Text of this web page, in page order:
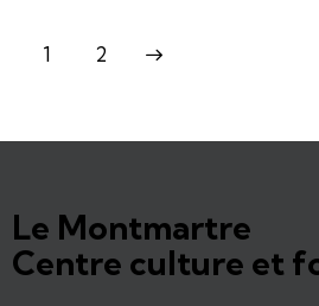
1 2
Le Montmartre
Centre culture et